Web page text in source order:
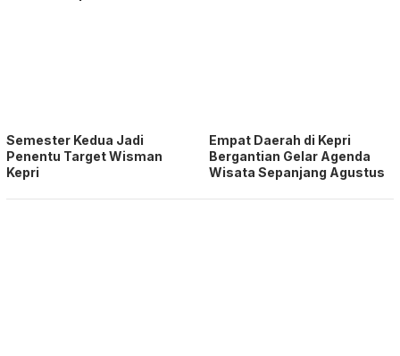
Semester Kedua Jadi
Penentu Target Wisman
Kepri
Empat Daerah di Kepri
Bergantian Gelar Agenda
Wisata Sepanjang Agustus